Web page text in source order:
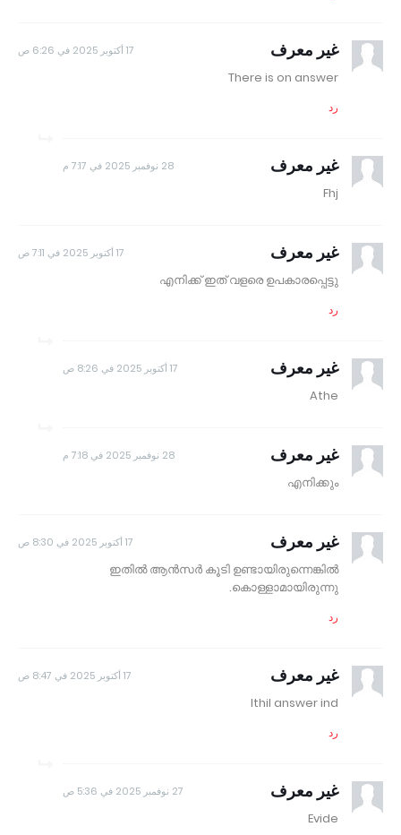
غير معرف 17 أكتوبر 2025 في 6:26 ص
There is on answer
رد
غير معرف 28 نوفمبر 2025 في 7:17 م
Fhj
غير معرف 17 أكتوبر 2025 في 7:11 ص
എനിക്ക് ഇത് വളരെ ഉപകാരപ്പെട്ടു
رد
غير معرف 17 أكتوبر 2025 في 8:26 ص
Athe
غير معرف 28 نوفمبر 2025 في 7:18 م
എനിക്കും
غير معرف 17 أكتوبر 2025 في 8:30 ص
ഇതിൽ ആൻസർ കൂടി ഉണ്ടായിരുന്നെങ്കിൽ
കൊള്ളാമായിരുന്നു.
رد
غير معرف 17 أكتوبر 2025 في 8:47 ص
Ithil answer ind
رد
غير معرف 27 نوفمبر 2025 في 5:36 ص
Evide